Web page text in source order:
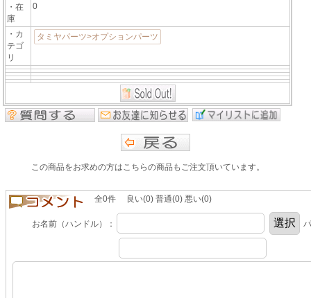
・在
庫
0
・カ
テゴ
リ
タミヤパーツ>オプションパーツ
この商品をお求めの方はこちらの商品もご注文頂いています。
全0件 良い(0) 普通(0) 悪い(0)
お名前（ハンドル）：